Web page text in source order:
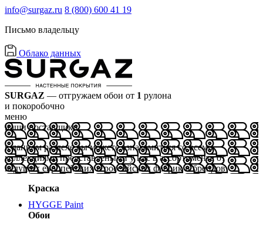
info@surgaz.ru 8 (800) 600 41 19
Письмо владельцу
Облако данных
SURGAZ — отгружаем обои от 1 рулона
и покоробочно
меню
наши поставщики
в данном разделе вы можете ознакомиться со всеми
коллекциями представлеными у нас в ассортименте от
ведущих европейских и российских фабрик и брендов
Краска
HYGGE Paint
Обои